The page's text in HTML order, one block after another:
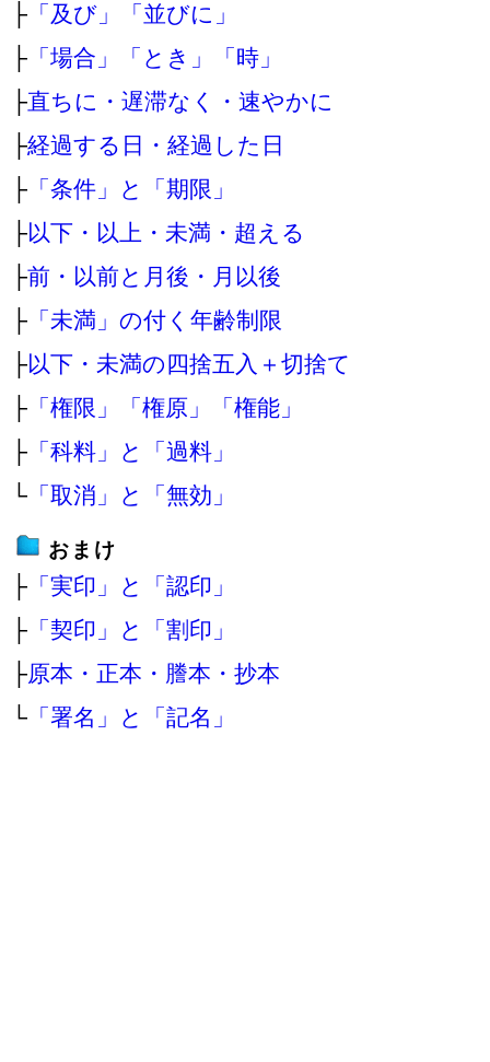
├ 「及び」「並びに」
├ 「場合」「とき」「時」
├直ちに・遅滞なく・速やかに
├経過する日・経過した日
├ 「条件」と「期限」
├以下・以上・未満・超える
├前・以前と月後・月以後
├ 「未満」の付く年齢制限
├以下・未満の四捨五入＋切捨て
├ 「権限」「権原」「権能」
├ 「科料」と「過料」
└ 「取消」と「無効」
おまけ
├ 「実印」と「認印」
├ 「契印」と「割印」
├原本・正本・謄本・抄本
└ 「署名」と「記名」